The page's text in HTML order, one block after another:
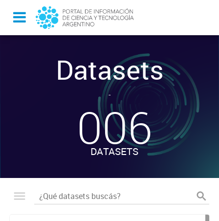
Datasets
-
006
DATASETS